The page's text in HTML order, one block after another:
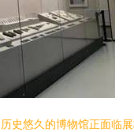
史悠久的博物馆正面临